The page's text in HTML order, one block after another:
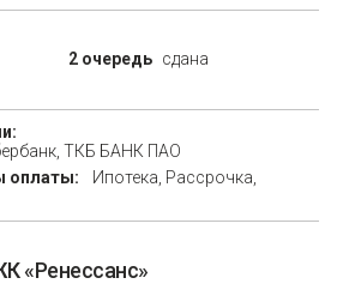
2 очередь сдана
ТКБ БАНК ПАО
оплаты:
Ипотека, Рассрочка,
«Ренессанс»